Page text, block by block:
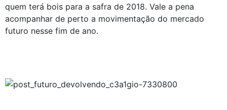
quem terá bois para a safra de 2018. Vale a pena
acompanhar de perto a movimentação do mercado
futuro nesse fim de ano.